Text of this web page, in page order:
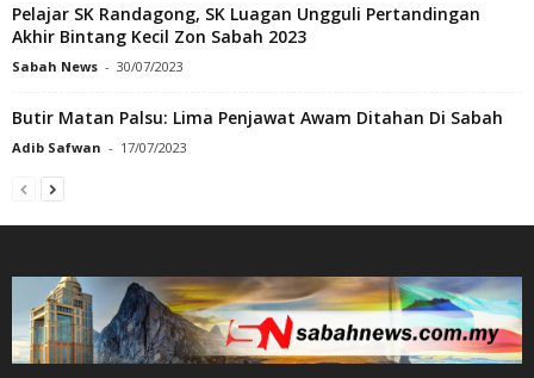
Pelajar SK Randagong, SK Luagan Ungguli Pertandingan
Akhir Bintang Kecil Zon Sabah 2023
Sabah News - 30/07/2023
Butir Matan Palsu: Lima Penjawat Awam Ditahan Di Sabah
Adib Safwan - 17/07/2023